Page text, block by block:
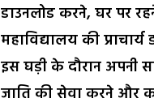
डाउनलोड करने, घर पर
महाविद्यालय की
इस घड़ी के दौरान अपनी
जाति की सेवा करने और